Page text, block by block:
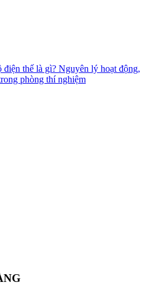
điện thế là gì? Nguyên lý hoạt động,
phòng thí nghiệm